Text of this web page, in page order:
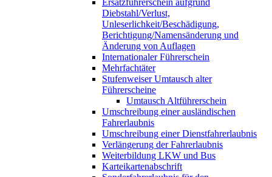
Ersatzführerschein aufgrund
Diebstahl/Verlust,
Unleserlichkeit/Beschädigung,
Berichtigung/Namensänderung und
Änderung von Auflagen
Internationaler Führerschein
Mehrfachtäter
Stufenweiser Umtausch alter
Führerscheine
Umtausch Altführerschein
Umschreibung einer ausländischen
Fahrerlaubnis
Umschreibung einer Dienstfahrerlaubnis
Verlängerung der Fahrerlaubnis
Weiterbildung LKW und Bus
Karteikartenabschrift